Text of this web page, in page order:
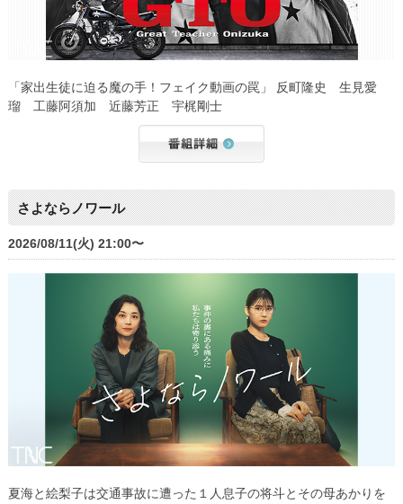
「家出生徒に迫る魔の手！フェイク動画の罠」 反町隆史 生見愛
瑠 工藤阿須加 近藤芳正 宇梶剛士
さよならノワール
2026/08/11(火) 21:00〜
夏海と絵梨子は交通事故に遭った１人息子の将斗とその母あかりを